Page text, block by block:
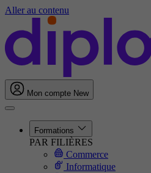
Aller au contenu
Mon compte New
Formations
PAR FILIÈRES
Commerce
Informatique